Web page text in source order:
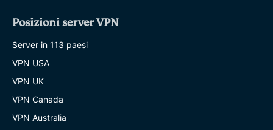
Posizioni server VPN
Server in 113 paesi
VPN USA
VPN UK
VPN Canada
VPN Australia